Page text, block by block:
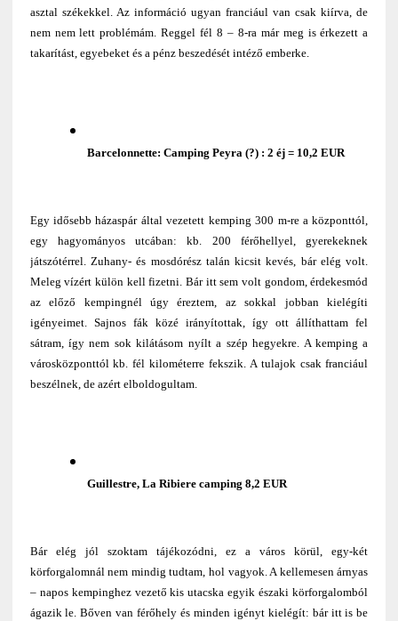
asztal székekkel. Az információ ugyan franciául van csak kiírva, de
nem nem lett problémám. Reggel fél 8 – 8-ra már meg is érkezett a
takarítást, egyebeket és a pénz beszedését intéző emberke.
Barcelonnette: Camping Peyra (?) : 2 éj = 10,2 EUR
Egy idősebb házaspár által vezetett kemping 300 m-re a központtól,
egy hagyományos utcában: kb. 200 férőhellyel, gyerekeknek
játszótérrel. Zuhany- és mosdórész talán kicsit kevés, bár elég volt.
Meleg vízért külön kell fizetni. Bár itt sem volt gondom, érdekesmód
az előző kempingnél úgy éreztem, az sokkal jobban kielégíti
igényeimet. Sajnos fák közé irányítottak, így ott állíthattam fel
sátram, így nem sok kilátásom nyílt a szép hegyekre. A kemping a
városközponttól kb. fél kilométerre fekszik. A tulajok csak franciául
beszélnek, de azért elboldogultam.
Guillestre, La Ribiere camping 8,2 EUR
Bár elég jól szoktam tájékozódni, ez a város körül, egy-két
körforgalomnál nem mindig tudtam, hol vagyok. A kellemesen árnyas
– napos kempinghez vezető kis utacska egyik északi körforgalomból
ágazik le. Bőven van férőhely és minden igényt kielégít: bár itt is be